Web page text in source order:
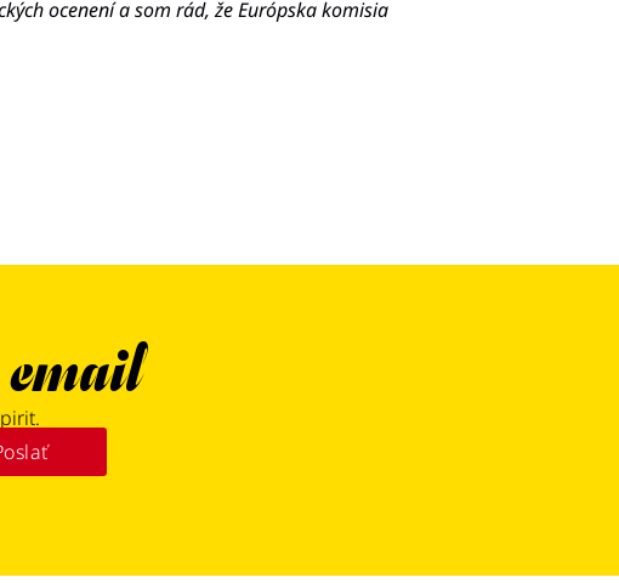
ocenení a som rád, že Európska komisia